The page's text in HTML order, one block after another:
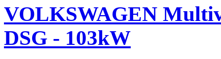
VOLKSWAGEN
DSG - 103kW